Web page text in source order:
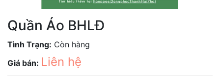
Quần Áo BHLĐ
Tình Trạng: Còn hàng
Giá bán: Liên hệ